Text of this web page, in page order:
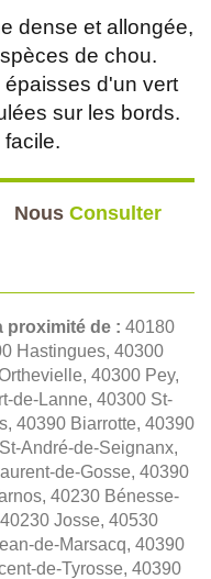
dense et allongée,
de chou.
d'un vert
sur les bords.
Nous Consulter
proximité de : 40180
Hastingues, 40300
40300 Pey,
de-Lanne, 40300 St-
40390 Biarrotte, 40390
André-de-Seignanx,
de-Gosse, 40390
40230 Bénesse-
Josse, 40530
de-Marsacq, 40390
de-Tyrosse, 40390